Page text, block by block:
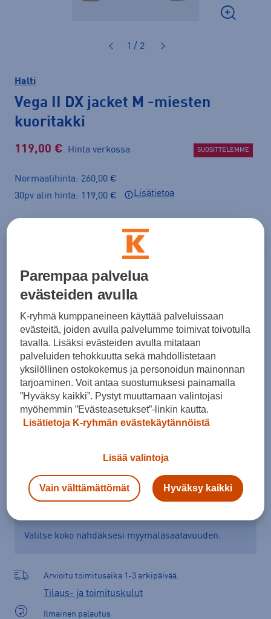
1 / 2
Halti
Vega II DX jacket M -miesten
kuoritakki
119,00 € Hinta verkossa
Normaalihinta: 260,00 €
30pv alin hinta: 119,00 €
Lisätietoa
SUOSITTELEMME
Koko
M L XL XXL
Kokotaulukko
Lisää ostoskoriin
Tarkista saatavuus ja tilaa myymälästä
Verkkokauppa: SaatavillaMyymälät: Saatavilla
Valitse koko nähdäksesi myymäläsaatavuuden.
Arvioitu toimitusaika 1-3 arkipäivää.
Tilaus- ja toimituskulut
Ilmainen palautus
Parempaa palvelua
evästeiden avulla
K-ryhmä kumppaneineen käyttää palveluissaan
evästeitä, joiden avulla palvelumme toimivat toivotulla
tavalla. Lisäksi evästeiden avulla mitataan
palveluiden tehokkuutta sekä mahdollistetaan
yksilöllinen ostokokemus ja personoidun mainonnan
tarjoaminen. Voit antaa suostumuksesi painamalla
”Hyväksy kaikki”. Pystyt muuttamaan valintojasi
myöhemmin ”Evästeasetukset”-linkin kautta.
Lisätietoja K-ryhmän evästekäytännöistä
Lisää valintoja
Vain välttämättömät Hyväksy kaikki